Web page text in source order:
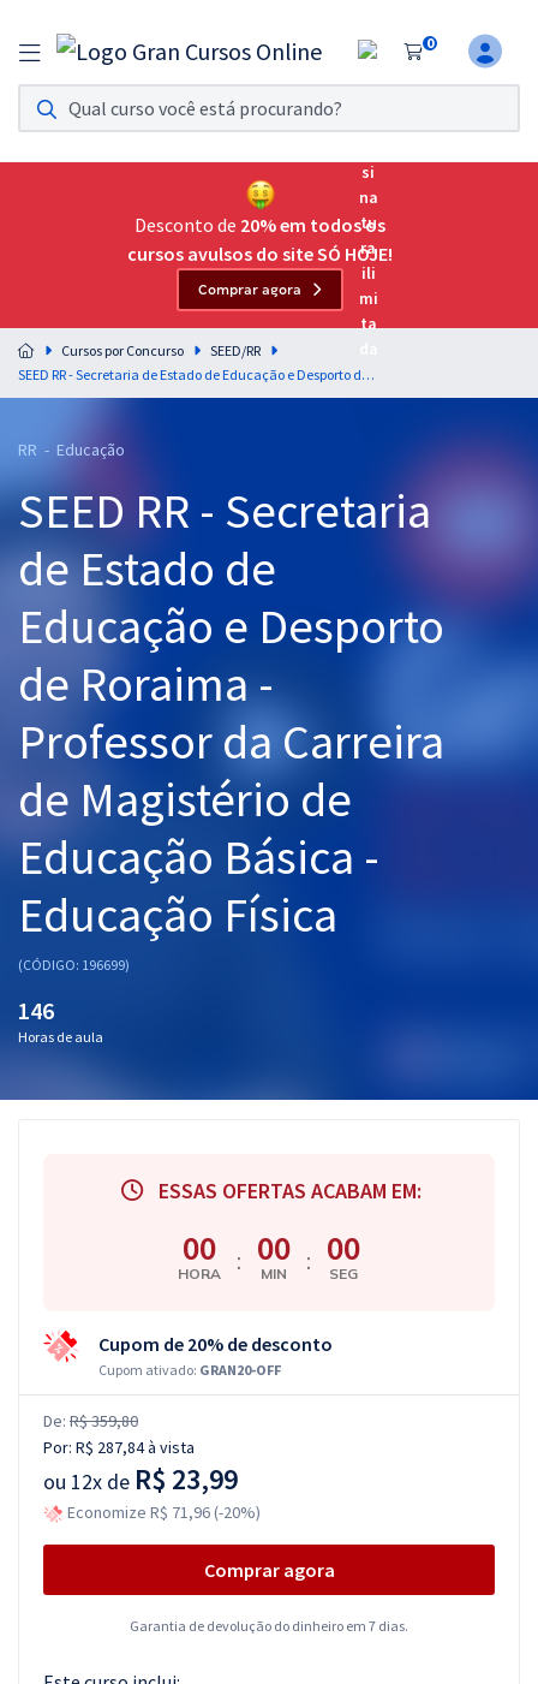
0
Assinatura Ilimitada 11
Acesso a todos os cursos. Teste grátis por 7 dias!
Assinatura OAB Até Passar
Acesso ilimitado a toda preparação para o Exame da
Residências Multiprofissionais
Preparação completa e intensiva para as principais
residências em saúde do Brasil
Cursos 20% OFF
Pós
Graduação
OAB
Mentorias
Questões grátis
Conteúdo gratuito
Aprovados
Desconto de 20% em todos os
cursos avulsos do site SÓ HOJE!
Comprar agora
Cursos por Concurso
SEED/RR
SEED RR - Secretaria de Estado de Educação e Desporto de Roraima - Professor da Carreira de Magistério de Educação Básica - Educação Física
RR - Educação
SEED RR - Secretaria
de Estado de
Educação e Desporto
de Roraima -
Professor da Carreira
de Magistério de
Educação Básica -
Educação Física
(CÓDIGO: 196699)
146
Horas de aula
ESSAS OFERTAS ACABAM EM:
00
HORA : 00
MIN : 00
SEG
Cupom de 20% de desconto
Cupom ativado: GRAN20-OFF
De: R$ 359,80
Por: R$ 287,84à vista
ou 12x de R$ 23,99
Economize R$ 71,96 (-20%)
Comprar agora
Garantia de devolução do dinheiro em 7 dias.